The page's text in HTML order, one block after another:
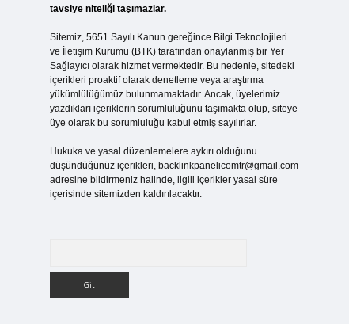
tavsiye niteliği taşımazlar.
Sitemiz, 5651 Sayılı Kanun gereğince Bilgi Teknolojileri
ve İletişim Kurumu (BTK) tarafından onaylanmış bir Yer
Sağlayıcı olarak hizmet vermektedir. Bu nedenle, sitedeki
içerikleri proaktif olarak denetleme veya araştırma
yükümlülüğümüz bulunmamaktadır. Ancak, üyelerimiz
yazdıkları içeriklerin sorumluluğunu taşımakta olup, siteye
üye olarak bu sorumluluğu kabul etmiş sayılırlar.
Hukuka ve yasal düzenlemelere aykırı olduğunu
düşündüğünüz içerikleri, backlinkpanelicomtr@gmail.com
adresine bildirmeniz halinde, ilgili içerikler yasal süre
içerisinde sitemizden kaldırılacaktır.